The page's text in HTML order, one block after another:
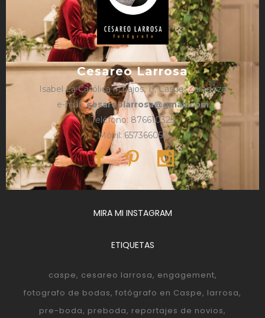
Cesareo Larrosa
Isabel La Católica 4, bajos, 1º, Caspe, Zaragoza
e-mail:cesareolarrosa@gmail.com
Teléfono: 876610325
Móvil: 657366052
MIRA MI INSTAGRAM
ETIQUETAS
caspe cesareo larrosa engagement
fotografo de bodas fotógrafo en Caspe larrosa
pre-boda preboda reportajes de novios